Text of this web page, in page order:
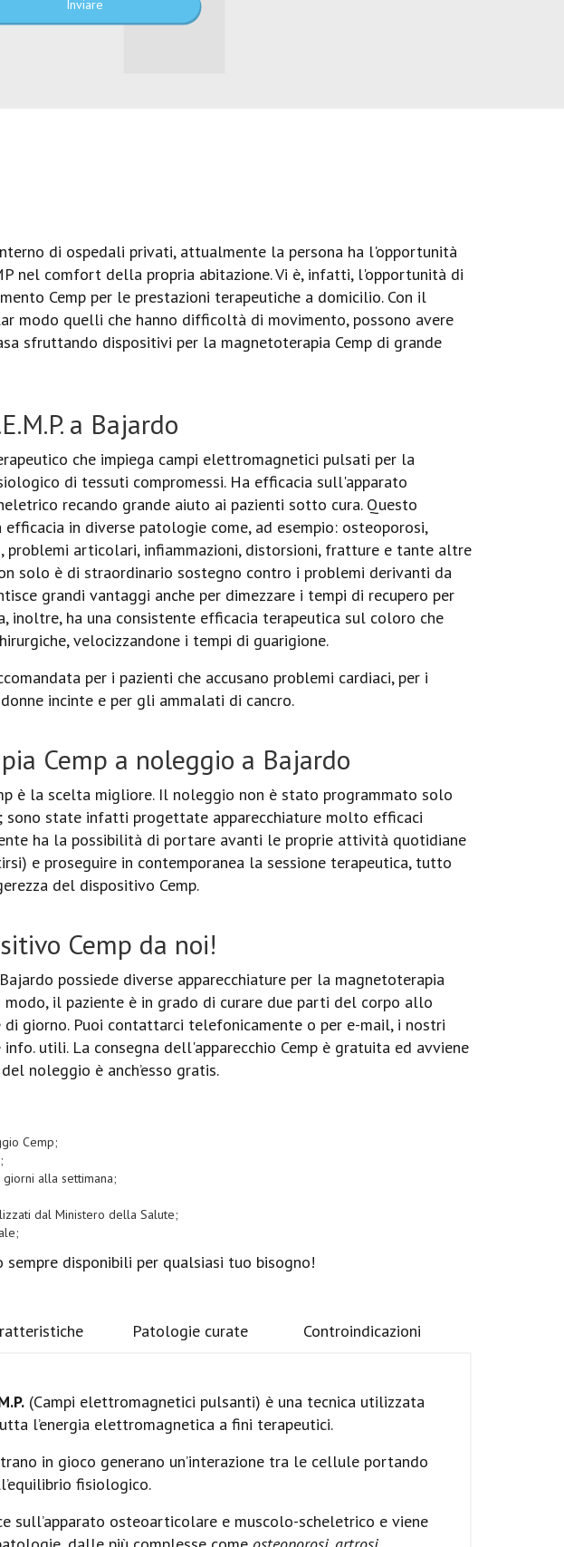
Inviare
di ospedali privati, attualmente la persona ha l'opportunità
nel comfort della propria abitazione. Vi è, infatti, l'opportunità di
Cemp per le prestazioni terapeutiche a domicilio. Con il
modo quelli che hanno difficoltà di movimento, possono avere
sfruttando dispositivi per la magnetoterapia Cemp di grande
a Bajardo
che impiega campi elettromagnetici pulsati per la
di tessuti compromessi. Ha efficacia sull'apparato
recando grande aiuto ai pazienti sotto cura. Questo
in diverse patologie come, ad esempio: osteoporosi,
articolari, infiammazioni, distorsioni, fratture e tante altre
solo è di straordinario sostegno contro i problemi derivanti da
grandi vantaggi anche per dimezzare i tempi di recupero per
inoltre, ha una consistente efficacia terapeutica sul coloro che
velocizzandone i tempi di guarigione.
per i pazienti che accusano problemi cardiaci, per i
incinte e per gli ammalati di cancro.
Cemp a noleggio a Bajardo
è la scelta migliore. Il noleggio non è stato programmato solo
state infatti progettate apparecchiature molto efficaci
ha la possibilità di portare avanti le proprie attività quotidiane
e proseguire in contemporanea la sessione terapeutica, tutto
del dispositivo Cemp.
Cemp da noi!
possiede diverse apparecchiature per la magnetoterapia
il paziente è in grado di curare due parti del corpo allo
giorno. Puoi contattarci telefonicamente o per e-mail, i nostri
utili. La consegna dell'apparecchio Cemp è gratuita ed avviene
noleggio è anch’esso gratis.
Cemp;
alla settimana;
dal Ministero della Salute;
disponibili per qualsiasi tuo bisogno!
Patologie curate Controindicazioni
(Campi elettromagnetici pulsanti) è una tecnica utilizzata
l’energia elettromagnetica a fini terapeutici.
in gioco generano un’interazione tra le cellule portando
fisiologico.
sull’apparato osteoarticolare e muscolo-scheletrico e viene